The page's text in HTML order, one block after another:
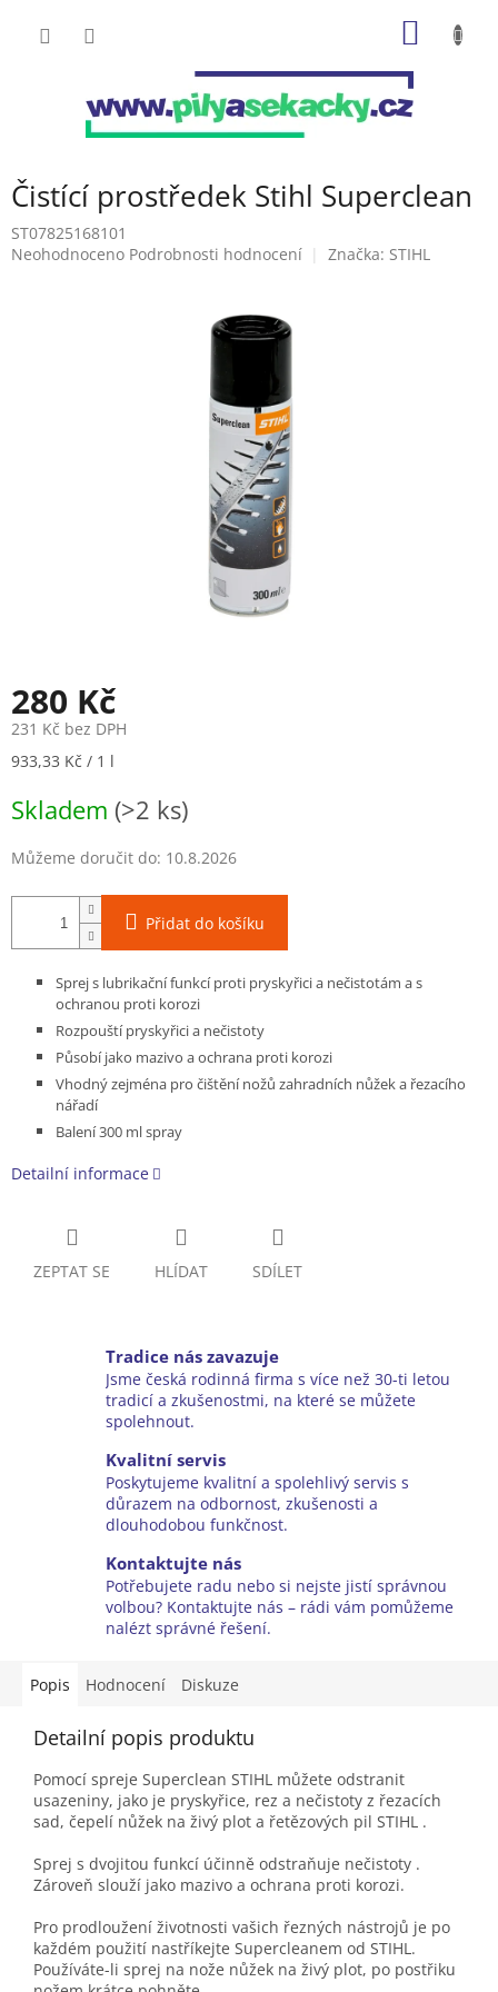
Čistící prostředek Stihl Superclean
ST07825168101
Průměrné
Neohodnoceno Podrobnosti hodnocení Značka: STIHL
280 Kč
231 Kč bez DPH
Měrná
933,33 Kč / 1 l
Skladem (>2 ks)
Můžeme doručit do: 10.8.2026
Přidat do košíku
Sprej s lubrikační funkcí proti pryskyřici a nečistotám a s
ochranou proti korozi
Rozpouští pryskyřici a nečistoty
Působí jako mazivo a ochrana proti korozi
Vhodný zejména pro čištění nožů zahradních nůžek a řezacího
nářadí
Balení 300 ml spray
Detailní informace
ZEPTAT SE HLÍDAT SDÍLET
Tradice nás zavazuje
Jsme česká rodinná firma s více než 30-ti letou
tradicí a zkušenostmi, na které se můžete
spolehnout.
Kvalitní servis
Poskytujeme kvalitní a spolehlivý servis s
důrazem na odbornost, zkušenosti a
dlouhodobou funkčnost.
Kontaktujte nás
Potřebujete radu nebo si nejste jistí správnou
volbou? Kontaktujte nás – rádi vám pomůžeme
nalézt správné řešení.
Popis Hodnocení Diskuze
Detailní popis produktu
Pomocí spreje Superclean STIHL můžete odstranit
usazeniny, jako je pryskyřice, rez a nečistoty z řezacích
sad, čepelí nůžek na živý plot a řetězových pil STIHL .
Sprej s dvojitou funkcí účinně odstraňuje nečistoty .
Zároveň slouží jako mazivo a ochrana proti korozi.
Pro prodloužení životnosti vašich řezných nástrojů je po
každém použití nastříkejte Supercleanem od STIHL.
Používáte-li sprej na nože nůžek na živý plot, po postřiku